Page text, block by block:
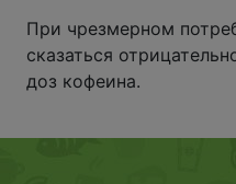
При чрезмерном
сказаться
доз кофеина.